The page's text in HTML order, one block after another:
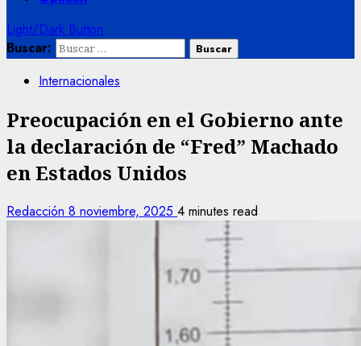
Light/Dark Button
Buscar:
Internacionales
Preocupación en el Gobierno ante
la declaración de “Fred” Machado
en Estados Unidos
Redacción 8 noviembre, 2025 4 minutes read